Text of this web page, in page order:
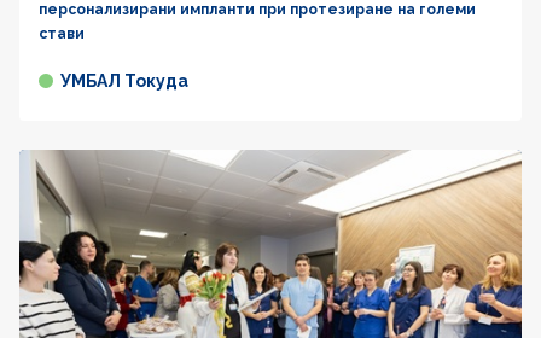
персонализирани импланти при протезиране на големи
стави
УМБАЛ Токуда